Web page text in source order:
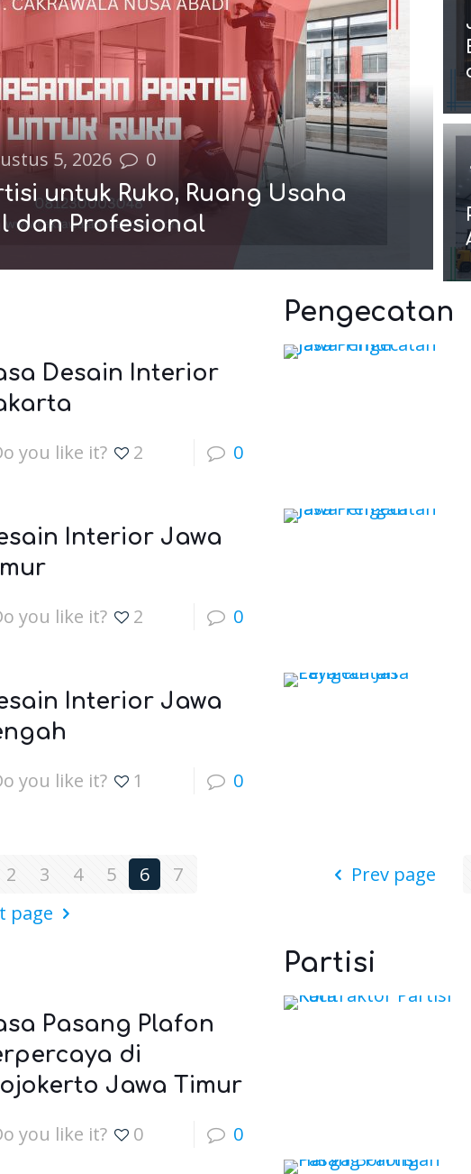
5, 2026 0
untuk Ruko, Ruang Usaha
dan Profesional
Desain Interior
you like it? 2 0
Interior Jawa
you like it? 2 0
Interior Jawa
you like it? 1 0
2 3 4 5 6
7
page
Pengecatan
Prev page
Pasang Plafon
di
Jawa Timur
you like it? 0 0
Partisi